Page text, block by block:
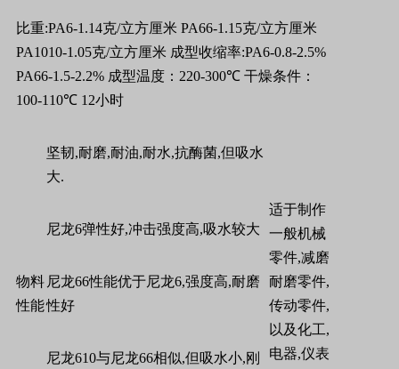
比重:PA6-1.14克/立方厘米 PA66-1.15克/立方厘米
PA1010-1.05克/立方厘米 成型收缩率:PA6-0.8-2.5%
PA66-1.5-2.2% 成型温度： 220-300℃ 干燥条件：
100-110℃ 12小时
物料
性能
坚韧,耐磨,耐油,耐水,抗酶菌,但吸水
大.
适于制作
一般机械
零件,减磨
耐磨零件,
传动零件,
以及化工,
电器,仪表
尼龙6弹性好,冲击强度高,吸水较大
尼龙66性能优于尼龙6,强度高,耐磨
性好
尼龙610与尼龙66相似,但吸水小,刚